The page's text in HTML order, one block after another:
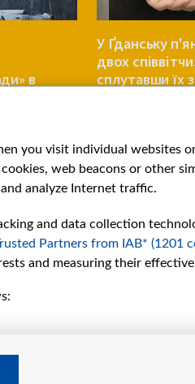
в
У Ґданську
двох
сплутавши їх
you visit individual
web beacons or other
analyze Internet traffic.
and data collection
Partners from IAB* (1201
and measuring their